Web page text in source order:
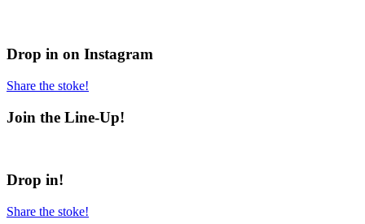
Drop in on Instagram
Share the stoke!
Join the Line-Up!
Drop in!
Share the stoke!